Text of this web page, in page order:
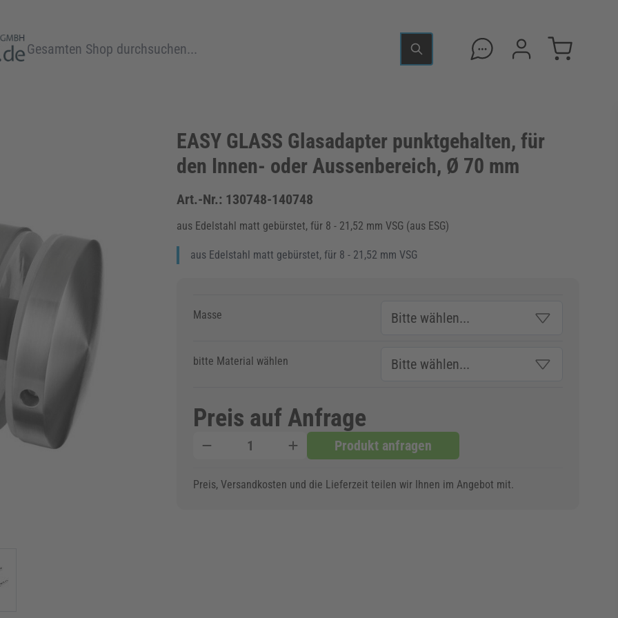
EASY GLASS Glasadapter punktgehalten, für
den Innen- oder Aussenbereich, Ø 70 mm
Art.-Nr.: 130748-140748
aus Edelstahl matt gebürstet, für 8 - 21,52 mm VSG (aus ESG)
aus Edelstahl matt gebürstet, für 8 - 21,52 mm VSG
Masse
bitte Material wählen
Preis auf Anfrage
Produkt anfragen
Preis, Versandkosten und die Lieferzeit teilen wir Ihnen im Angebot mit.